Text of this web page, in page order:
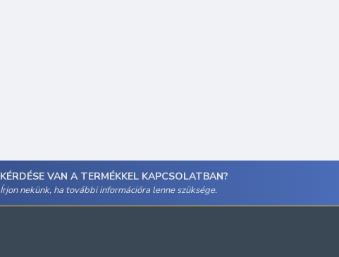
KÉRDÉSE VAN A TERMÉKKEL KAPCSOLATBAN?
Írjon nekünk, ha további információra lenne szüksége.